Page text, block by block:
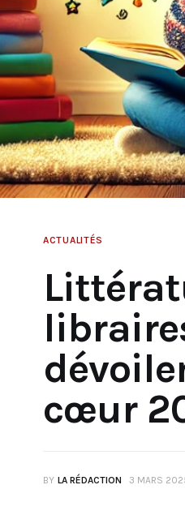
ACTUALITÉS
cœur
BY LA RÉDACTION 3 MARS